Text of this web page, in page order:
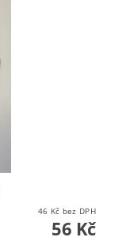
46 Kč bez DPH
56 Kč